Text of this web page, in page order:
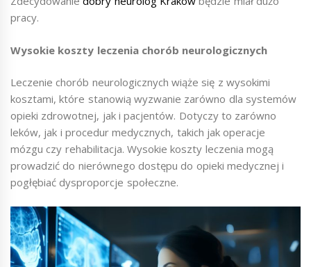
pracy.
Wysokie koszty leczenia chorób neurologicznych
Leczenie chorób neurologicznych wiąże się z wysokimi
kosztami, które stanowią wyzwanie zarówno dla systemów
opieki zdrowotnej, jak i pacjentów. Dotyczy to zarówno
leków, jak i procedur medycznych, takich jak operacje
mózgu czy rehabilitacja. Wysokie koszty leczenia mogą
prowadzić do nierównego dostępu do opieki medycznej i
pogłębiać dysproporcje społeczne.